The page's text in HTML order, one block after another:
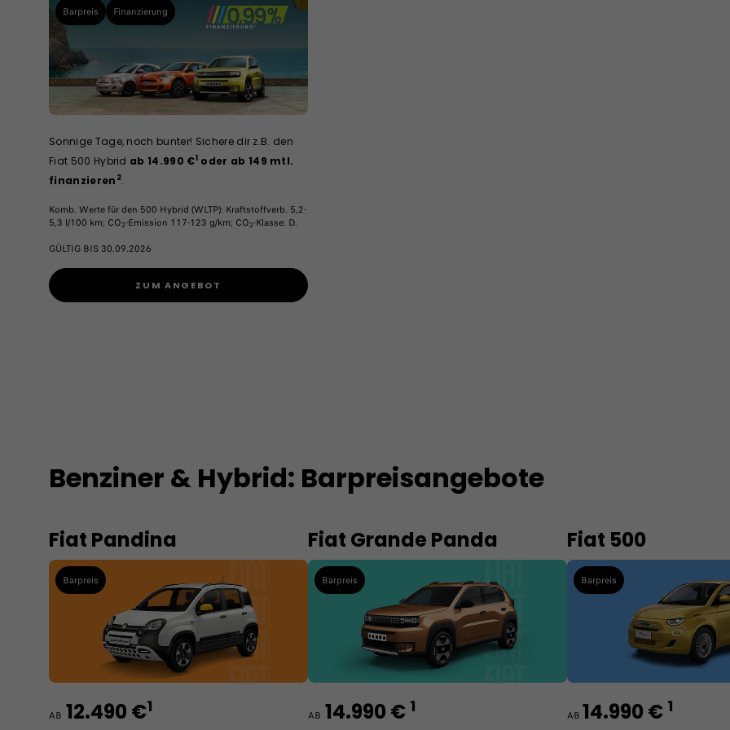
Barpreis Finanzierung
Sonnige Tage, noch bunter! Sichere dir z.B. den
Fiat 500 Hybrid ab 14.990 €1 oder ab 149 mtl.
finanzieren 2.
Komb. Werte für den 500 Hybrid (WLTP): Kraftstoffverb. 5,2-
5,3 l/100 km; CO2-Emission 117-123 g/km; CO2-Klasse: D.
GÜLTIG BIS 30.09.2026
ZUM ANGEBOT
Benziner & Hybrid: Barpreisangebote
Fiat Pandina
Barpreis
AB 12.490 €1
Fiat Grande Panda
Barpreis
AB 14.990 € 1
Fiat 500
Barpreis
AB 14.990 € 1